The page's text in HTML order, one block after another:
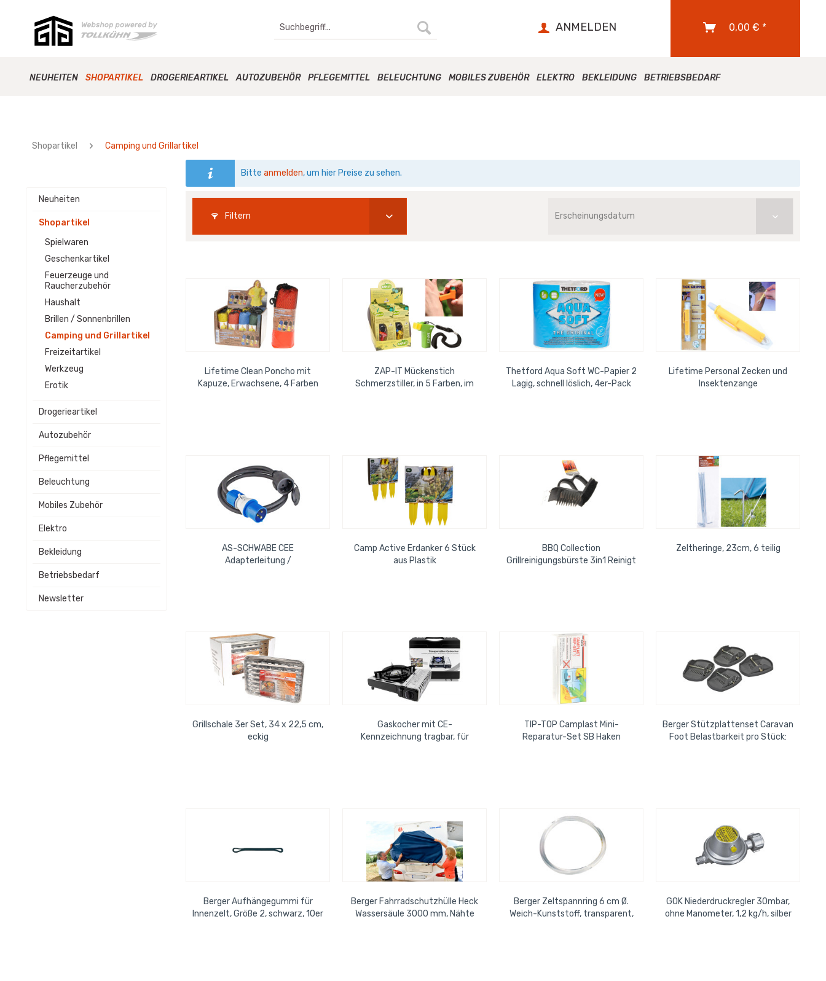
ANMELDEN 0,00 € *
NEUHEITEN SHOPARTIKEL DROGERIEARTIKEL AUTOZUBEHÖR PFLEGEMITTEL BELEUCHTUNG MOBILES ZUBEHÖR ELEKTRO BEKLEIDUNG BETRIEBSBEDARF
Shopartikel Camping und Grillartikel
Neuheiten
Shopartikel
Spielwaren
Geschenkartikel
Feuerzeuge und
Raucherzubehör
Haushalt
Brillen / Sonnenbrillen
Camping und Grillartikel
Freizeitartikel
Werkzeug
Erotik
Drogerieartikel
Autozubehör
Pflegemittel
Beleuchtung
Mobiles Zubehör
Elektro
Bekleidung
Betriebsbedarf
Newsletter
Bitte anmelden, um hier Preise zu sehen.
Filtern
Lifetime Clean Poncho mit
Kapuze, Erwachsene, 4 Farben
ZAP-IT Mückenstich
Schmerzstiller, in 5 Farben, im
Thetford Aqua Soft WC-Papier 2
Lagig, schnell löslich, 4er-Pack
Lifetime Personal Zecken und
Insektenzange
AS-SCHWABE CEE
Adapterleitung /
Camp Active Erdanker 6 Stück
aus Plastik
BBQ Collection
Grillreinigungsbürste 3in1 Reinigt
Zeltheringe, 23cm, 6 teilig
Grillschale 3er Set, 34 x 22,5 cm,
eckig
Gaskocher mit CE-
Kennzeichnung tragbar, für
TIP-TOP Camplast Mini-
Reparatur-Set SB Haken
Berger Stützplattenset Caravan
Foot Belastbarkeit pro Stück:
Berger Aufhängegummi für
Innenzelt, Größe 2, schwarz, 10er
Berger Fahrradschutzhülle Heck
Wassersäule 3000 mm, Nähte
Berger Zeltspannring 6 cm Ø.
Weich-Kunststoff, transparent,
GOK Niederdruckregler 30mbar,
ohne Manometer, 1,2 kg/h, silber